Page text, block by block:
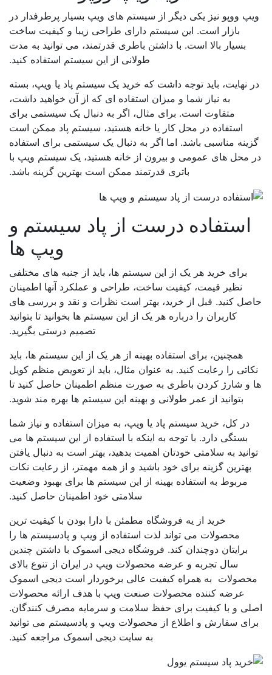
ووپو نیز یکی دیگر از سیستم های ویپ بسیار پرطرفدار در
بازار است. این سیستم دارای طراحی زیبا و کیفیت ساخت
بسیار بالا است. با داشتن باطری قدرتمند، می توانید به مدت
طولانی از این سیستم استفاده کنید.
نهایت، باید توجه داشت که خرید یک سیستم پاد یا ویپ، بسته
به نیاز شما و میزان استفاده ای که از آن خواهید داشت،
متفاوت است. برای مثال، اگر به دنبال یک سیستمی برای
استفاده در محل کار یا خانه هستید، سیستم پاد ممکن است
مناسبی باشد. اما اگر به دنبال یک سیستمی برای استفاده
محل های عمومی و بیرون از خانه هستید، یک سیستم ویپ با
باتری قدرتمند ممکن است بهترین گزینه باشد.
استفاده درست از پاد سیستم و
ویپ ها
برای خرید هر یک از این سیستم ها، باید از جنبه های مختلفی
نظیر قیمت، کیفیت ساخت، طراحی و عملکرد آنها اطمینان
کنید. قبل از خرید، بهتر است نظرات و نقد و بررسی های
کاربران را درباره هر یک از این سیستم ها بخوانید تا بتوانید
تصمیم درستی بگیرید.
همچنین، برای استفاده بهینه از هر یک از این سیستم ها، باید
را رعایت کنید. به عنوان مثال، باید از تعویض منظم کویل
و شارژ کردن باطری به صورت منظم اطمینان حاصل کنید تا
بتوانید از عمر طولانی و بهینه این سیستم ها بهره مند شوید.
در کل، خرید سیستم پاد یا ویپ، به میزان استفاده و نیاز شما
بستگی دارد. با توجه به اینکه با استفاده از این سیستم ها می
به سلامتی خودتان اهمیت بدهید، بهتر است به دنبال یافتن
بهترین گزینه برای خود باشید و از همه مهمتر، از رعایت نکات
مربوط به استفاده بهینه از این سیستم ها برای بهبود وضعیت
سلامتی خود اطمینان حاصل کنید.
خرید از یه فروشگاه مطمئن با دارا بودن با کیفیت ترین
محصولات می تواند لذت استفاده از ویپ و پادسیستم ها را
برایتان دوچندان کند. فروشگاه دیجی اسموک با داشتن چندین
سال تجربه و عرضه محصولات ویپ در ایران از تنوع بالای
به همراه کیفیت عالی برخوردار است دیجی اسموک
عرضه کننده محصولات صنعت ویپ با هدف ارائه محصولات
و با کیفیت برای حفظ سلامت و سرمایه مصرف کنندگان.
سفارش و اطلاع از محصولات ویپ و پادسیستم می توانید
به سایت دیجی اسموک مراجعه کنید.